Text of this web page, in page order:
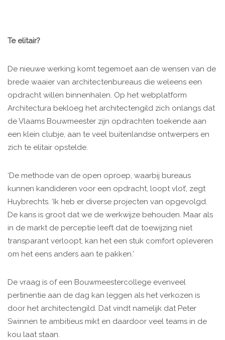
Te elitair?
De nieuwe werking komt tegemoet aan de wensen van de
brede waaier van architectenbureaus die weleens een
opdracht willen binnenhalen. Op het webplatform
Architectura bekloeg het architectengild zich onlangs dat
de Vlaams Bouwmeester zijn opdrachten toekende aan
een klein clubje, aan te veel buitenlandse ontwerpers en
zich te elitair opstelde.
‘De methode van de open oproep, waarbij bureaus
kunnen kandideren voor een opdracht, loopt vlot’, zegt
Huybrechts. ‘Ik heb er diverse projecten van opgevolgd.
De kans is groot dat we de werkwijze behouden. Maar als
in de markt de perceptie leeft dat de toewijzing niet
transparant verloopt, kan het een stuk comfort opleveren
om het eens anders aan te pakken.’
De vraag is of een Bouwmeestercollege evenveel
pertinentie aan de dag kan leggen als het verkozen is
door het architectengild. Dat vindt namelijk dat Peter
Swinnen te ambitieus mikt en daardoor veel teams in de
kou laat staan.